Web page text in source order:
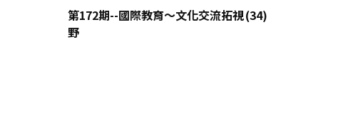
第172期--國際教育～文化交流拓視
野